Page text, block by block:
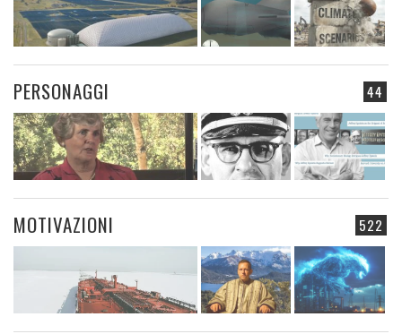
44
PERSONAGGI
522
MOTIVAZIONI